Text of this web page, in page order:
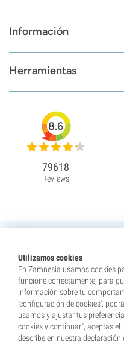
Información
Herramientas
Utilizamos cookies
En Zamnesia usamos cookies
funcione correctamente, para
información sobre tu
'configuración de cookies',
usamos y ajustar tus
cookies y continuar", aceptas
describe en nuestra declaración
8.6
79618
Reviews